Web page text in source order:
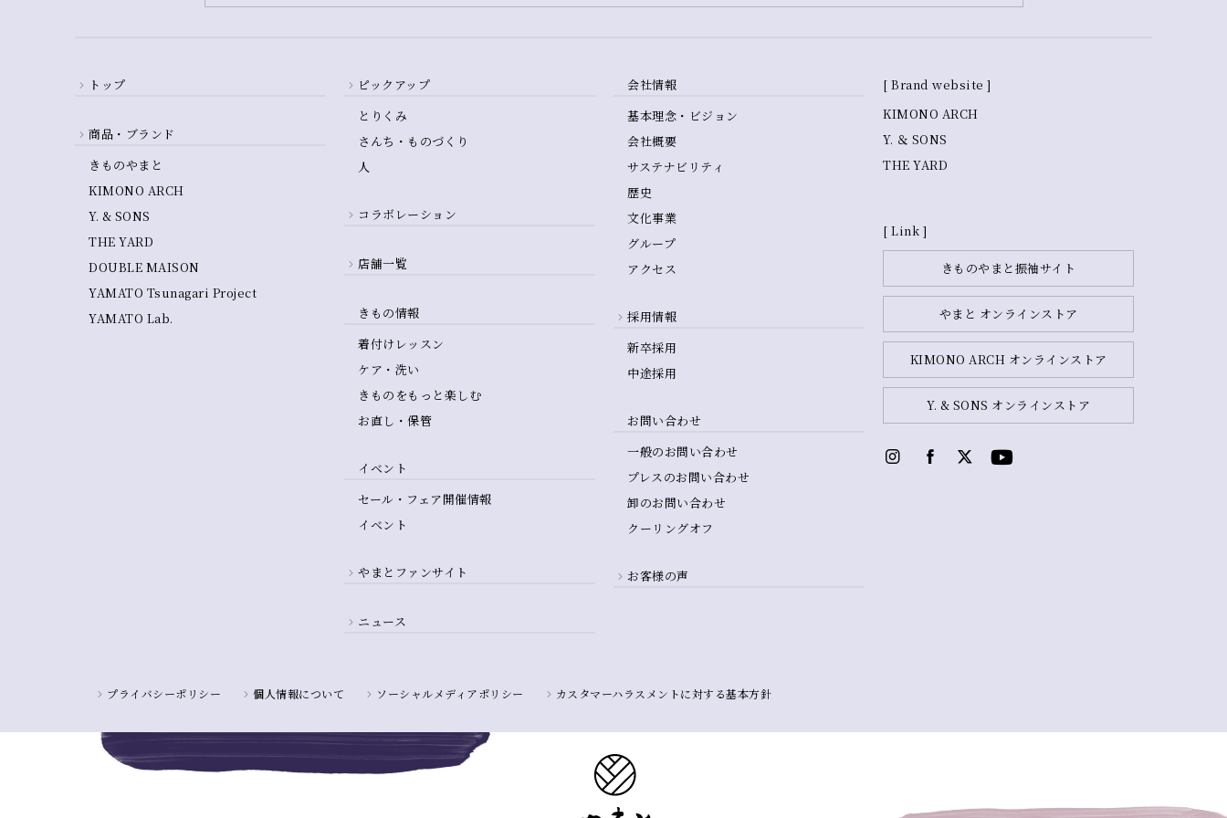
トップ
商品・ブランド
きものやまと
KIMONO ARCH
Y. & SONS
THE YARD
DOUBLE MAISON
YAMATO Tsunagari Project
YAMATO Lab.
ピックアップ
とりくみ
さんち・ものづくり
人
コラボレーション
店舗一覧
きもの情報
着付けレッスン
ケア・洗い
きものをもっと楽しむ
お直し・保管
イベント
セール・フェア開催情報
イベント
やまとファンサイト
ニュース
会社情報
基本理念・ビジョン
会社概要
サステナビリティ
歴史
文化事業
グループ
アクセス
採用情報
新卒採用
中途採用
お問い合わせ
一般のお問い合わせ
プレスのお問い合わせ
卸のお問い合わせ
クーリングオフ
お客様の声
プライバシーポリシー 個人情報について ソーシャルメディアポリシー カスタマーハラスメントに対する基本方針
[ Brand website ]
KIMONO ARCH
Y. ＆ SONS
THE YARD
[ Link ]
きものやまと振袖サイト
やまと オンラインストア
KIMONO ARCH オンラインストア
Y. & SONS オンラインストア